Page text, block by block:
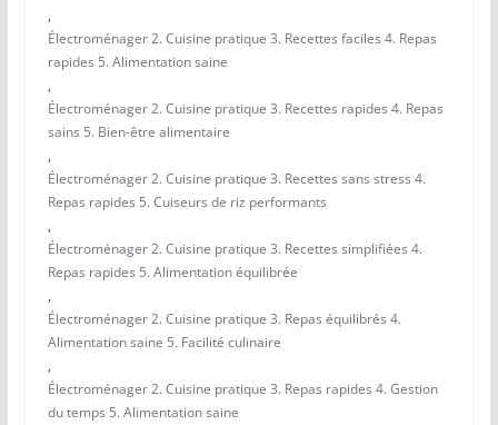
,
Électroménager 2. Cuisine pratique 3. Recettes faciles 4. Repas
rapides 5. Alimentation saine
,
Électroménager 2. Cuisine pratique 3. Recettes rapides 4. Repas
sains 5. Bien-être alimentaire
,
Électroménager 2. Cuisine pratique 3. Recettes sans stress 4.
Repas rapides 5. Cuiseurs de riz performants
,
Électroménager 2. Cuisine pratique 3. Recettes simplifiées 4.
Repas rapides 5. Alimentation équilibrée
,
Électroménager 2. Cuisine pratique 3. Repas équilibrés 4.
Alimentation saine 5. Facilité culinaire
,
Électroménager 2. Cuisine pratique 3. Repas rapides 4. Gestion
du temps 5. Alimentation saine